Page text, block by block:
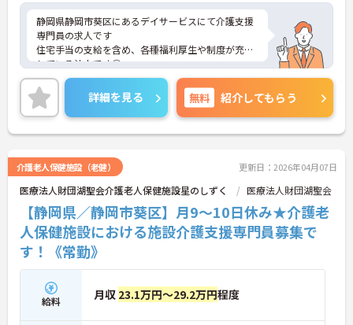
静岡県静岡市葵区にあるデイサービスにて介護支援
専門員の求人です
住宅手当の支給を含め、各種福利厚生や制度が充実
している法人です◎
未経験の方もご相談に応じます！
ご興味お持ちの方はお気軽にお問い合わせくださ
い！
詳細を見る 無料 紹介してもらう
介護老人保健施設（老健） 更新日：2026年04月07日
医療法人財団湖聖会介護老人保健施設星のしずく 医療法人財団湖聖会
【静岡県／静岡市葵区】月9～10日休み★介護老
人保健施設における施設介護支援専門員募集で
す！《常勤》
給料 月収 23.1万円～29.2万円程度